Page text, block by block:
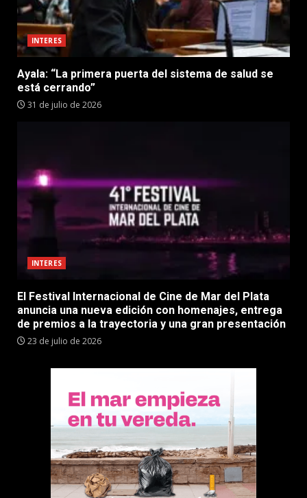
INTERES
Ayala: “La primera puerta del sistema de salud se
está cerrando”
31 de julio de 2026
INTERES
El Festival Internacional de Cine de Mar del Plata
anuncia una nueva edición con homenajes, entrega
de premios a la trayectoria y una gran presentación
23 de julio de 2026